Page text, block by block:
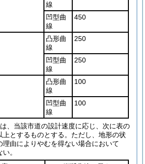
線
凹型曲
線
450
凸形曲
線
250
凹型曲
線
250
凸形曲
線
100
凹型曲
線
100
、当該市道の設計速度に応じ、次に表の
とするものとする。 ただし、地形の状
理由によりやむを得ない場合において
。